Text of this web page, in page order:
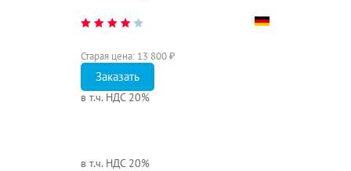
Старая цена: 13 800₽
в т.ч. НДС 20%
Заказать
в т.ч. НДС 20%